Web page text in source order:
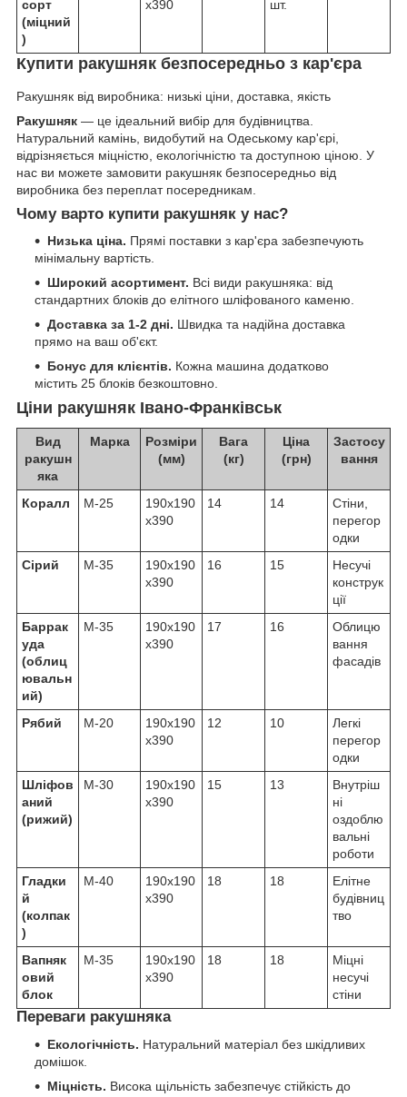
сорт
(міцний
)
х390 шт.
Купити ракушняк безпосередньо з кар'єра
Ракушняк від виробника: низькі ціни, доставка, якість
Ракушняк — це ідеальний вибір для будівництва.
Натуральний камінь, видобутий на Одеському кар'єрі,
відрізняється міцністю, екологічністю та доступною ціною. У
нас ви можете замовити ракушняк безпосередньо від
виробника без переплат посередникам.
Чому варто купити ракушняк у нас?
Низька ціна. Прямі поставки з кар'єра забезпечують
мінімальну вартість.
Широкий асортимент. Всі види ракушняка: від
стандартних блоків до елітного шліфованого каменю.
Доставка за 1-2 дні. Швидка та надійна доставка
прямо на ваш об'єкт.
Бонус для клієнтів. Кожна машина додатково
містить 25 блоків безкоштовно.
Ціни ракушняк Івано-Франківськ
Вид
ракушн
яка
Марка
Розміри
(мм)
Вага
(кг)
Ціна
(грн)
Застосу
вання
Коралл М-25
190х190
х390
14 14
Стіни,
перегор
одки
Сірий
М-35
190х190
х390
16 15
Несучі
конструк
ції
Баррак
уда
(облиц
ювальн
ий)
М-35
190х190
х390
17 16
Облицю
вання
фасадів
Рябий М-20
190х190
х390
12 10
Легкі
перегор
одки
Шліфов
аний
(рижий)
М-30
190х190
х390
15 13
Внутріш
ні
оздоблю
вальні
роботи
Гладки
й
(колпак
)
М-40
190х190
х390
18 18
Елітне
будівниц
тво
Вапняк
овий
блок
М-35
190х190
х390
18 18
Міцні
несучі
стіни
Переваги ракушняка
Екологічність. Натуральний матеріал без шкідливих
домішок.
Міцність. Висока щільність забезпечує стійкість до